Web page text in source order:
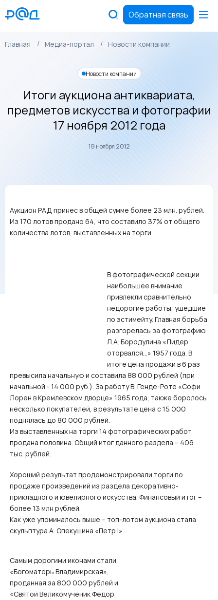
Обратная связь
Главная Медиа-портал Новости компании
Новости компании
Итоги аукциона антиквариата,
предметов искусства и фотографии
17 ноября 2012 года
19 ноября 2012
Аукцион РАД принес в общей сумме более 23 млн. рублей.
Из 170 лотов продано 64, что составило 37% от общего
количества лотов, выставленных на торги.
В фотографической секции
наибольшее внимание
привлекли сравнительно
недорогие работы, ушедшие
по эстимейту. Главная борьба
разгорелась за фотографию
Л.А. Бородулина «Лидер
оторвался…» 1957 года. В
итоге цена продажи в 6 раз
превысила начальную и составила 88 000 рублей (при
начальной - 14 000 руб.). За работу В. Генде-Роте «Софи
Лорен в Кремлевском дворце» 1965 года, также боролось
несколько покупателей, в результате цена с 15 000
поднялась до 80 000 рублей.
Из выставленных на торги 14 фотографических работ
продана половина. Общий итог данного раздела – 406
тыс. рублей.
Хороший результат продемонстрировали торги по
продаже произведений из раздела декоративно-
прикладного и ювелирного искусства. Финансовый итог –
более 13 млн рублей.
Как уже упоминалось выше – топ-лотом аукциона стала
скульптура А. Опекушина «Петр I».
Самым дорогими иконами стали
«Богоматерь Владимирская»,
проданная за 800 000 рублей и
«Святой Великомученик Федор